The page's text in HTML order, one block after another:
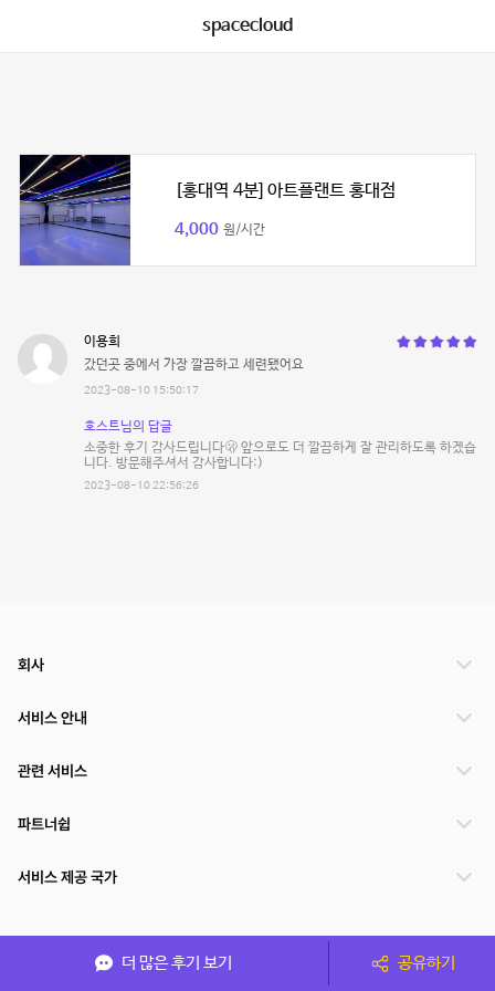
spacecloud
[홍대역 4분] 아트플랜트 홍대점
4,000 원/시간
이용희
갔던곳 중에서 가장 깔끔하고 세련됐어요
2023-08-10 15:50:17
호스트님의 답글
소중한 후기 감사드립니다🫢 앞으로도 더 깔끔하게 잘 관리하도록 하겠습
니다. 방문해주셔서 감사합니다:)
2023-08-10 22:56:26
더 많은 후기 보기 공유하기
회사
서비스 안내
관련 서비스
파트너쉽
서비스 제공 국가
(주)NSPACE 사업자정보